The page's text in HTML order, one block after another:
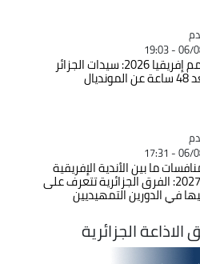
كأس أمم إفريقيا 2026: سيدات الجزائر
ما بين الأندية الإفريقية
2026-2027: الفرق الجزائرية تتعرف على
في الدورين التمهيديين
الجزائرية